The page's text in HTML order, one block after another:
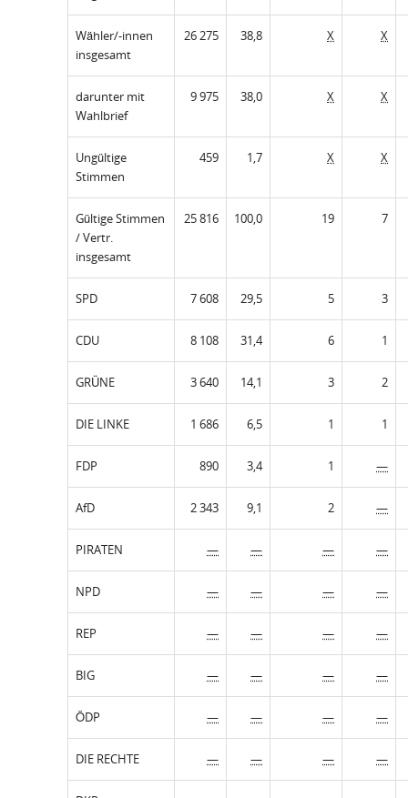
Wähler/-innen
insgesamt
26 275 38,8 X X
darunter mit
Wahlbrief
9 975 38,0 X X
Ungültige
Stimmen
459 1,7 X X
Gültige Stimmen
/ Vertr.
insgesamt
25 816 100,0 19 7
SPD 7 608 29,5 5 3
CDU 8 108 31,4 6 1
GRÜNE 3 640 14,1 3 2
DIE LINKE 1 686 6,5 1 1
FDP 890 3,4 1 —
AfD 2 343 9,1 2 —
PIRATEN — — — —
NPD — — — —
REP — — — —
BIG — — — —
ÖDP — — — —
DIE RECHTE — — — —